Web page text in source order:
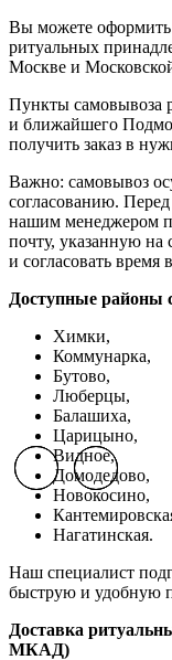
Вы можете оформить
ритуальных
Москве и
Пункты самовывоза
и ближайшего
получить заказ в
Важно: самовывоз
согласованию. Перед
нашим менеджером
почту, указанную на
и согласовать время
Доступные районы
Химки,
Коммунарка,
Бутово,
Люберцы,
Балашиха,
Царицыно,
Видное,
Домодедово,
Новокосино,
К
Нагатинская.
Наш специалист
быструю и удобную
Доставка
МКАД)
Previous slide
Next slide
Previous slide
Next slide
Previous slide
Next slide